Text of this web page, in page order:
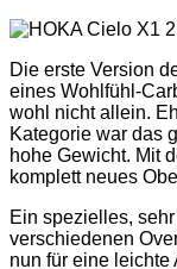
Die erste Version
eines Wohlfühl-
wohl nicht allein.
Kategorie war das
hohe Gewicht. Mit
komplett neues
Ein spezielles,
verschiedenen
nun für eine leichte